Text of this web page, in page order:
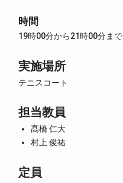
時間
19時00分から21時00分まで
実施場所
テニスコート
担当教員
髙橋 仁大
村上 俊祐
定員